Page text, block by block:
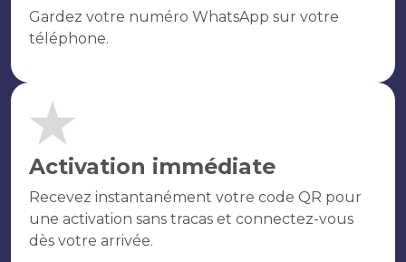
Gardez votre numéro WhatsApp sur votre
téléphone.
Activation immédiate
Recevez instantanément votre code QR pour
une activation sans tracas et connectez-vous
dès votre arrivée.